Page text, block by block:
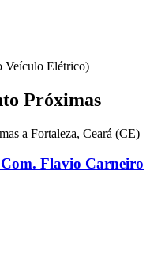
Veículo Elétrico)
Próximas
a Fortaleza, Ceará (CE)
Flavio Carneiro